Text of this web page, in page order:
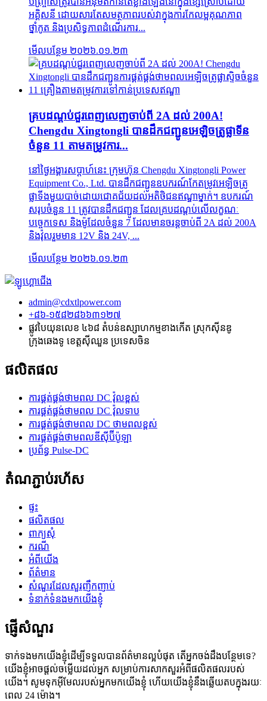
អគ្គិសនី ដោយសារតែ​សមត្ថភាព​របស់​វា​ក្នុង​ការ​កែលម្អ​គុណភាព​
ថ្នាំកូត និង​ប្រសិទ្ធភាព​ដំណើរការ...
មើលបន្ថែម ២០២៦.០១.២៣
គ្របដណ្តប់ជួរពេញលេញចាប់ពី 2A ដល់ 200A!
Chengdu Xingtongli បានដឹកជញ្ជូនអេឡិចត្រូផ្លាទីន
ចំនួន 11 តាមតម្រូវការ...
នៅថ្ងៃអង្គារសប្តាហ៍នេះ ក្រុមហ៊ុន Chengdu Xingtongli Power
Equipment Co., Ltd. បានដឹកជញ្ជូនឧបករណ៍កែតម្រូវអេឡិចត្រូ
ផ្លាទីងមួយបាច់ដោយជោគជ័យដល់អតិថិជនឥណ្ឌាម្នាក់។ ឧបករណ៍
សរុបចំនួន 11 ត្រូវបានដឹកជញ្ជូន ដែលគ្របដណ្តប់លើលក្ខណៈ
បច្ចេកទេស និងម៉ូដែលចំនួន 7 ដែលមានចរន្តចាប់ពី 2A ដល់ 200A
និងវ៉ុលរួមមាន 12V និង 24V, ...
មើលបន្ថែម ២០២៦.០១.២៣
admin@cdxtlpower.com
+៨៦-១៥៨២៨៦៦៣១២៧
ផ្លូវបៃយុនលេខ ៤៦៨ តំបន់ឧស្សាហកម្មខាងកើត ស្រុកស៊ីនឌូ
ក្រុងឆេងទូ ខេត្តស៊ីឈួន ប្រទេសចិន
ផលិតផល
ការផ្គត់ផ្គង់ថាមពល DC វ៉ុលខ្ពស់
ការផ្គត់ផ្គង់ថាមពល DC វ៉ុលទាប
ការផ្គត់ផ្គង់ថាមពល DC ថាមពលខ្ពស់
ការផ្គត់ផ្គង់ថាមពលឌីស៊ីប៊ីប៉ូឡា
ប្រព័ន្ធ Pulse-DC
តំណភ្ជាប់រហ័ស
ផ្ទះ
ផលិតផល
ពាក្យសុំ
ករណី
អំពីយើង
ព័ត៌មាន
សំណួរដែលសួរញឹកញាប់
ទំនាក់ទំនងមកយើងខ្ញុំ
ផ្ញើសំណួរ
ទាក់ទងមកយើងខ្ញុំដើម្បីទទួលបានព័ត៌មានល្អបំផុត តើអ្នកចង់ដឹងបន្ថែមទេ?
យើងខ្ញុំអាចផ្តល់ចម្លើយដល់អ្នក សម្រាប់ការសាកសួរអំពីផលិតផលរបស់
យើង។ សូមទុកអ៊ីមែលរបស់អ្នកមកយើងខ្ញុំ ហើយយើងខ្ញុំនឹងឆ្លើយតបក្នុងរយៈ
ពេល 24 ម៉ោង។